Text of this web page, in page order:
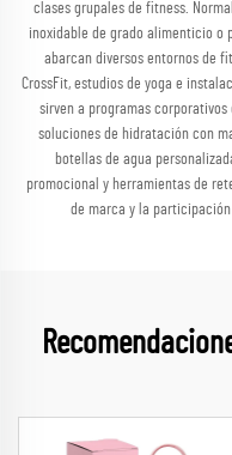
clases grupales de fitness.
inoxidable de grado alimenticio o
abarcan diversos entornos de
CrossFit, estudios de yoga e
sirven a programas
soluciones de hidratación con
botellas de agua
promocional y herramientas de
de marca y la